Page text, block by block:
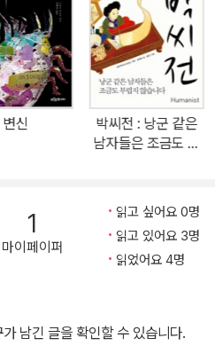
에 가 보면 모든 공문 양식에 홍길
를 뛰어넘어 우리의 대표 영웅으로
동전》 곳곳에서 만날 수 있습니다.
신의 능력으로 균열을 내어 가는
한 오늘의 우리 사회에 평등의 의
층의 횡포를 통쾌하게 막아 내고 고
우리 또한 바라고 그리는 사회의 모
결국 자신이 원하는 삶을 일궈 내는
합니다. 이처럼 홍길동의 이름은 평
공간을 뛰어넘어 우리 곁에 자리
변신
박씨전 : 낭군 같은
남자들은 조금도 부
1
마이페이퍼
읽고 싶어요 0명
읽고 있어요 3명
읽었어요 4명
남긴 글을 확인할 수 있습니다.